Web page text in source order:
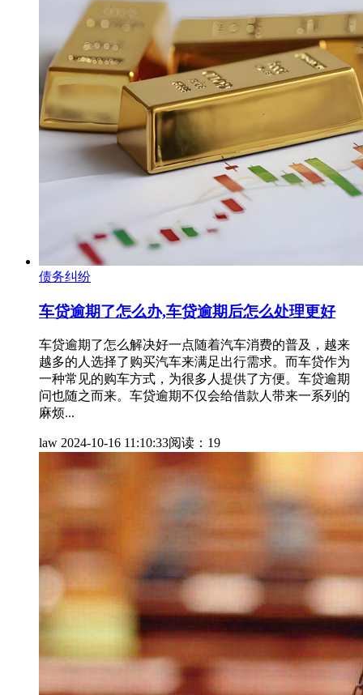
债务纠纷
车贷逾期了怎么办,车贷逾期后怎么处理更好
车贷逾期了怎么解决好一点随着汽车消费的普及，越来
越多的人选择了购买汽车来满足出行需求。而车贷作为
一种常见的购车方式，为很多人提供了方便。车贷逾期
问也随之而来。车贷逾期不仅会给借款人带来一系列的
麻烦...
law 2024-10-16 11:10:33阅读：19